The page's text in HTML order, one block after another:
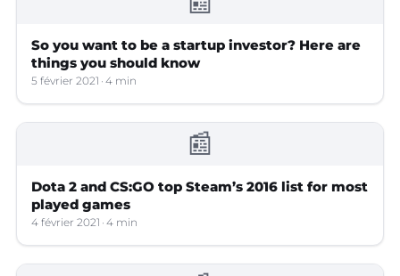
So you want to be a startup investor? Here are
things you should know
5 février 2021 4 min
📰
Dota 2 and CS:GO top Steam’s 2016 list for most
played games
4 février 2021 4 min